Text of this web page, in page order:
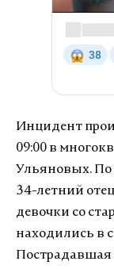
Инцидент
09:00 в
Ульяновых.
34-летний
девочки со
находились в
Пострадавшая